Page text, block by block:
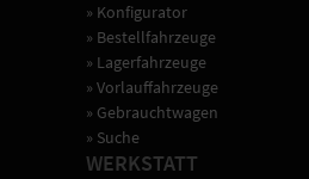
» Konfigurator
» Bestellfahrzeuge
» Lagerfahrzeuge
» Vorlauffahrzeuge
» Gebrauchtwagen
» Suche
WERKSTATT